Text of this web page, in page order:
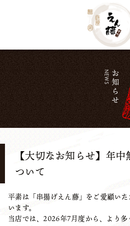
お知らせ
NEWS
【大切なお知らせ】年
ついて
平素は「串揚げえん藤」をご愛顧い
います。
当店では、2026年7月度から、より